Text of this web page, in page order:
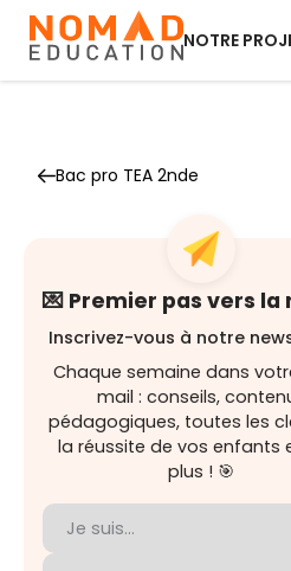
NOTRE
Bac pro TEA 2nde
💌 Premier pas vers la
Inscrivez-vous à notre
Chaque semaine dans
mail : conseils,
pédagogiques, toutes les
la réussite de vos enfants
plus ! 🎯